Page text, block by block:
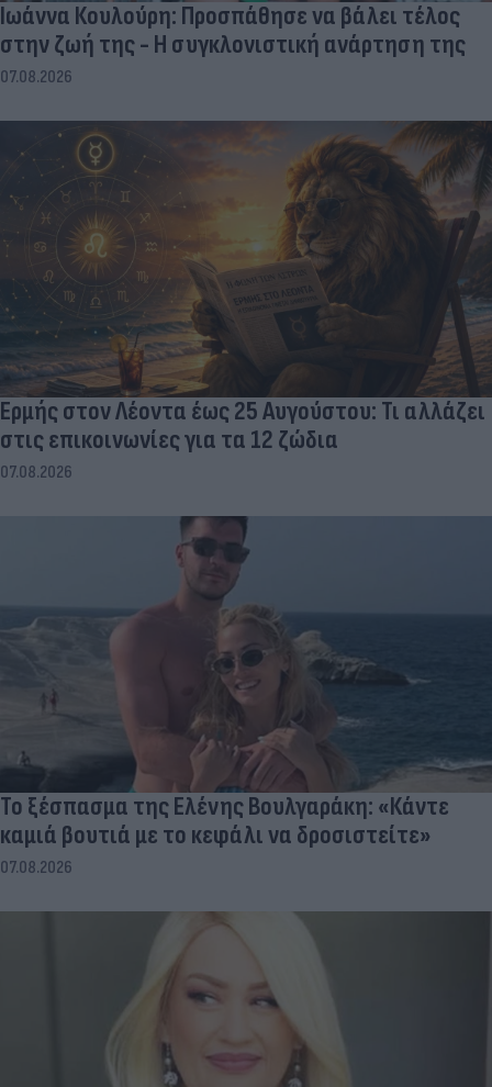
Ιωάννα Κουλούρη: Προσπάθησε να βάλει τέλος
στην ζωή της - Η συγκλονιστική ανάρτηση της
07.08.2026
Ερμής στον Λέοντα έως 25 Αυγούστου: Τι αλλάζει
στις επικοινωνίες για τα 12 ζώδια
07.08.2026
Το ξέσπασμα της Ελένης Βουλγαράκη: «Κάντε
καμιά βουτιά με το κεφάλι να δροσιστείτε»
07.08.2026